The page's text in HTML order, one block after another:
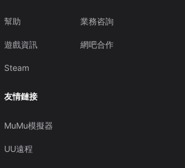
幫助
遊戲資訊
Steam
業務咨詢
網吧合作
友情鏈接
MuMu模擬器
UU遠程